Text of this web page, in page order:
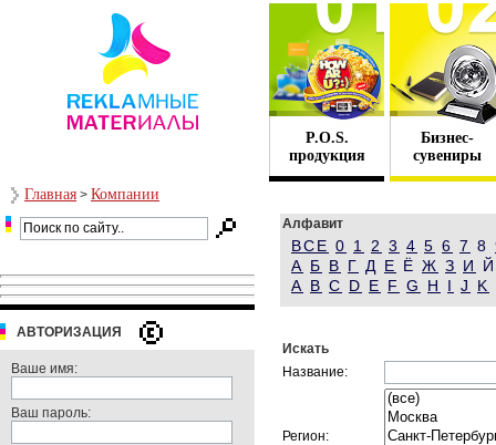
P.O.S.
продукция
Бизнес-
сувениры
Главная > Компании
АВТОРИЗАЦИЯ
Ваше имя:
Ваш пароль:
Алфавит
ВСЕ 0 1 2 3 4 5 6 7 8
А Б В Г Д Е Ё Ж З И
A B C D E F G H I J K
Искать
Название:
Регион: